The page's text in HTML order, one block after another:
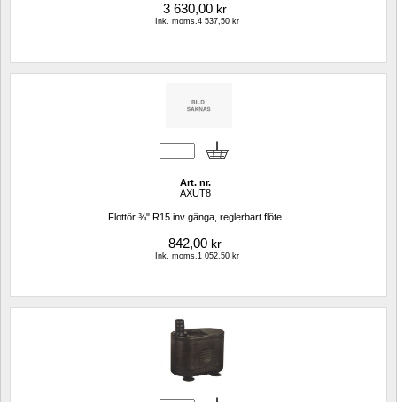
3 630,00 kr
Ink. moms.4 537,50 kr
Art. nr.
AXUT8
Flottör ¾" R15 inv gänga, reglerbart flöte
842,00 kr
Ink. moms.1 052,50 kr